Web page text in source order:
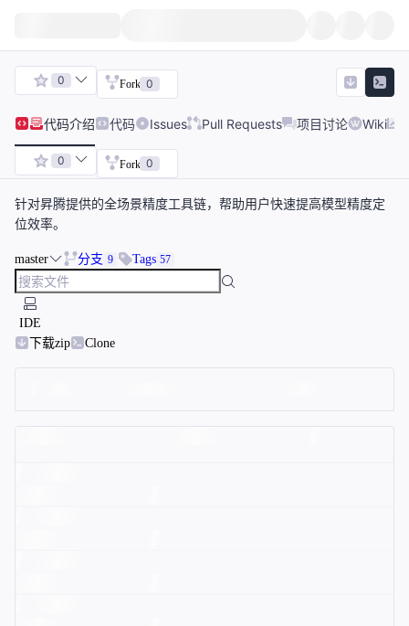
0 Fork 0
代码介绍 代码 Issues Pull Requests 项目讨论 Wiki
0 Fork 0
针对昇腾提供的全场景精度工具链，帮助用户快速提高模型精度定
位效率。
master 分支 9 Tags 57
IDE
下载zip
Clone